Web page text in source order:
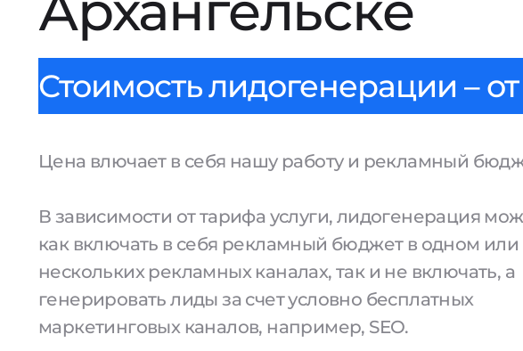
Стоимость лидогенерации –
Цена влючает в себя нашу работу и рекламный
В зависимости от тарифа услуги, лидогенерация
как включать в себя рекламный бюджет в одном или
нескольких рекламных каналах, так и не включать, а
генерировать лиды за счет условно бесплатных
маркетинговых каналов, например, SEO.